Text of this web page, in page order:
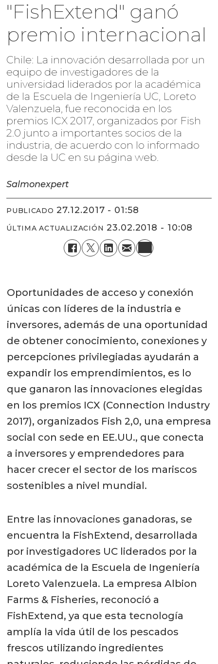
"FishExtend" ganó
premio internacional
Chile: La innovación desarrollada por un
equipo de investigadores de la
universidad liderados por la académica
de la Escuela de Ingeniería UC, Loreto
Valenzuela, fue reconocida en los
premios ICX 2017, organizados por Fish
2.0 junto a importantes socios de la
industria, de acuerdo con lo informado
desde la UC en su página web.
Salmonexpert
PUBLICADO 27.12.2017 - 01:58
ÚLTIMA ACTUALIZACIÓN 23.02.2018 - 10:08
Oportunidades de acceso y conexión
únicas con líderes de la industria e
inversores, además de una oportunidad
de obtener conocimiento, conexiones y
percepciones privilegiadas ayudarán a
expandir los emprendimientos, es lo
que ganaron las innovaciones elegidas
en los premios ICX (Connection Industry
2017), organizados Fish 2,0, una empresa
social con sede en EE.UU., que conecta
a inversores y emprendedores para
hacer crecer el sector de los mariscos
sostenibles a nivel mundial.
Entre las innovaciones ganadoras, se
encuentra la FishExtend, desarrollada
por investigadores UC liderados por la
académica de la Escuela de Ingeniería
Loreto Valenzuela. La empresa Albion
Farms & Fisheries, reconoció a
FishExtend, ya que esta tecnología
amplía la vida útil de los pescados
frescos utilizando ingredientes